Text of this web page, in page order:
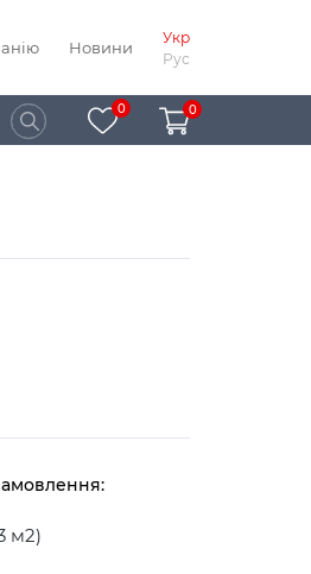
Новини
Укр
Рус
0 0
м2)